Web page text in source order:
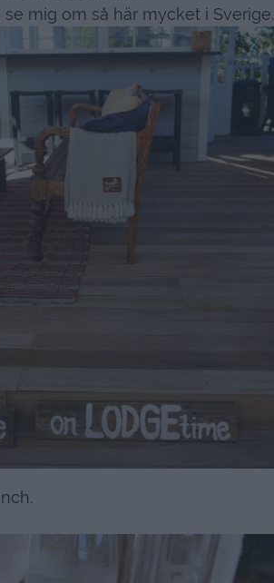
mig om så här mycket i Sverige.